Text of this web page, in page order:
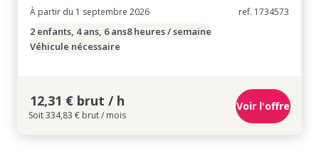
À partir du 1 septembre 2026
ref. 1734573
2 enfants, 4 ans, 6 ans8 heures / semaine
Véhicule nécessaire
12,31 € brut / h
Soit 334,83 € brut / mois
Voir l'offre